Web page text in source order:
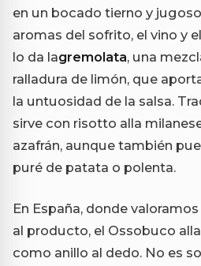
en un bocado tierno y
aromas del sofrito, el vino y
lo da lagremolata, una
ralladura de limón, que
la untuosidad de la salsa.
sirve con risotto alla
azafrán, aunque también
puré de patata o polenta.
En España, donde
al producto, el Ossobuco
como anillo al dedo. No es